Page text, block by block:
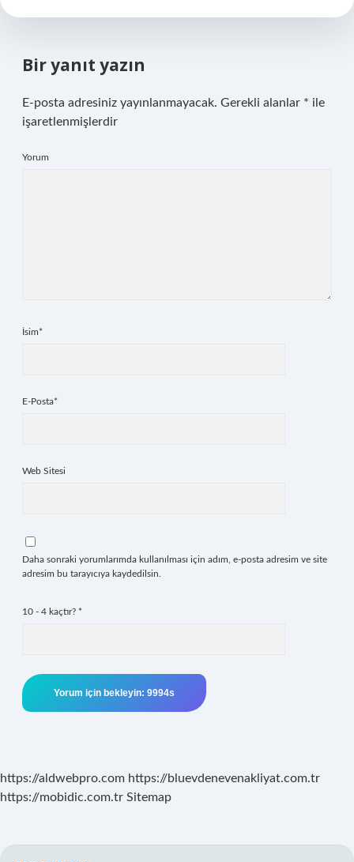
Bir yanıt yazın
E-posta adresiniz yayınlanmayacak. Gerekli alanlar * ile
işaretlenmişlerdir
Yorum
İsim*
E-Posta*
Web Sitesi
Daha sonraki yorumlarımda kullanılması için adım, e-posta adresim ve site
adresim bu tarayıcıya kaydedilsin.
10 - 4 kaçtır? *
https://aldwebpro.com https://bluevdenevenakliyat.com.tr
https://mobidic.com.tr Sitemap